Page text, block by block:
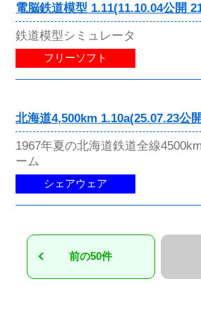
電脳鉄道模型 1.11(11.10.04公開
鉄道模型シミュレータ
フリーソフト
北海道4,500km 1.10a(25.07.23公
1967年夏の北海道鉄道全線
ーム
シェアウェア
前の50件